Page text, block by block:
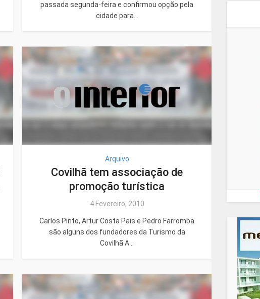
passada segunda-feira e confirmou opção pela
cidade para...
Arquivo
Covilhã tem associação de
promoção turística
4 Fevereiro, 2010
Carlos Pinto, Artur Costa Pais e Pedro Farromba
são alguns dos fundadores da Turismo da
Covilhã A...